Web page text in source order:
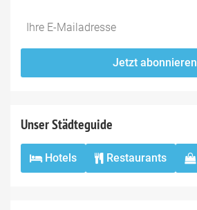
Do
fill
*Ihre
Mailadresse:
Jetzt abonnieren
Unser Städteguide
Hotels Restaurants